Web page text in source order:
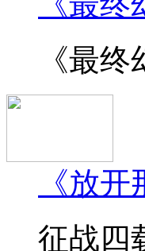
《最
《放
征战四